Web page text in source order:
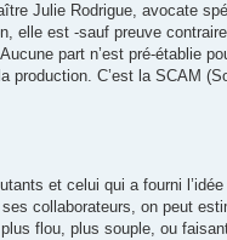
Julie Rodrigue, avocate
elle est -sauf preuve
part n’est pré-établie
production. C’est la SCAM
et celui qui a fourni
collaborateurs, on peut
flou, plus souple, ou